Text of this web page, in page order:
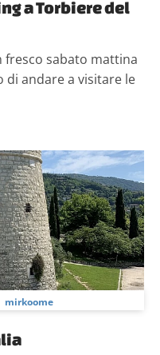
a Torbiere del
fresco sabato mattina
di andare a visitare le
mirkoome